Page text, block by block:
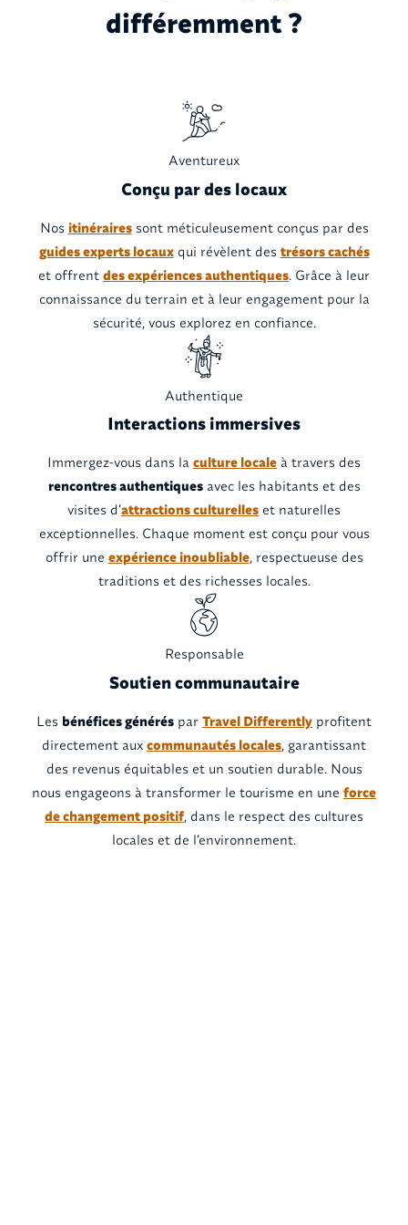
différemment ?
Aventureux
Conçu par des locaux
Nos itinérairessont méticuleusement conçus par des
guides experts locauxqui révèlent des trésors cachés
et offrent des expériences authentiques. Grâce à leur
connaissance du terrain et à leur engagement pour la
sécurité, vous explorez en confiance.
Authentique
Interactions immersives
Immergez-vous dans la culture locale à travers des
rencontres authentiquesavec les habitants et des
visites d’attractions culturelles et naturelles
exceptionnelles. Chaque moment est conçu pour vous
offrir une expérience inoubliable, respectueuse des
traditions et des richesses locales.
Responsable
Soutien communautaire
Les bénéfices générés par Travel Differently profitent
directement aux communautés locales, garantissant
des revenus équitables et un soutien durable. Nous
nous engageons à transformer le tourisme en une force
de changement positif, dans le respect des cultures
locales et de l’environnement.